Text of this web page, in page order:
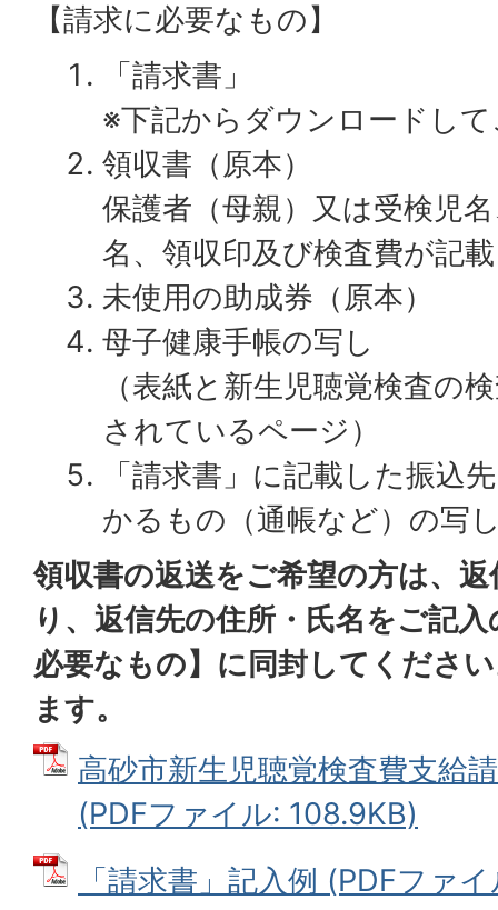
【請求に必要なもの】
「請求書」
※下記からダウンロードし
領収書（原本）
保護者（母親）又は受検児
名、領収印及び検査費が記
未使用の助成券（原本）
母子健康手帳の写し
（表紙と新生児聴覚検査の
されているページ）
「請求書」に記載した振込
かるもの（通帳など）の写
領収書の返送をご希望の方は、
り、返信先の住所・氏名をご記
必要なもの】に同封してくださ
ます。
高砂市新生児聴覚検査費支給
(PDFファイル: 108.9KB)
「請求書」記入例 (PDFファ